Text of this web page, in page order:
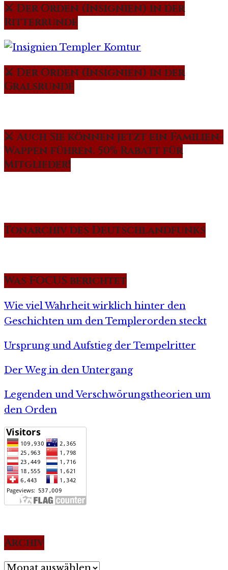
⚔️ Der Orden (Insignien) in der
Ritterrunde
⚔️ Der Orden (Insignien) in der
Gralsrunde
⚔️ Auch Sie können jetzt ein Familien-
Wappen führen. 50% Rabatt für
Mitglieder!
Tonarchiv des Deutschlandfunks
Was FOCUS berichtet
Wie viel Wahrheit wirklich hinter den
Geschichten um den Templerorden steckt
Ursprung und Aufstieg der Tempelritter
Der Weg in den Untergang
Legenden und Verschwörungstheorien um
den Orden
Archiv
Archiv